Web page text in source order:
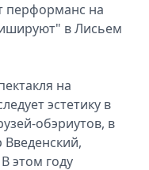
перформанс на
в Лисьем
на
эстетику в
обэриутов, в
этом году